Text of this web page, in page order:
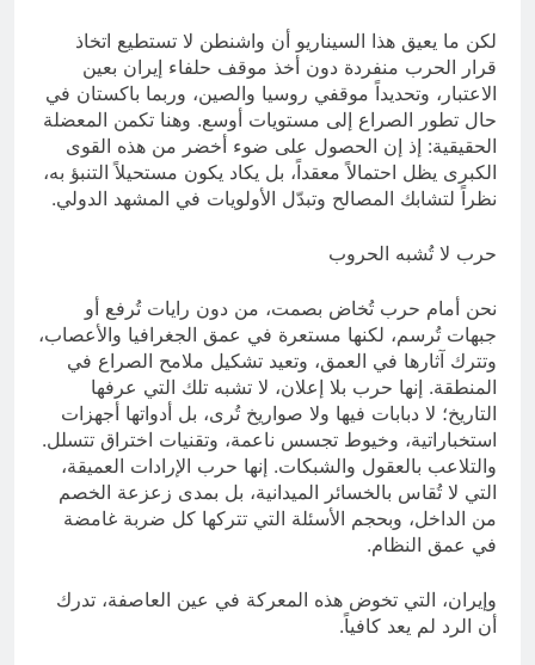
لكن ما يعيق هذا السيناريو أن واشنطن لا تستطيع اتخاذ
قرار الحرب منفردة دون أخذ موقف حلفاء إيران بعين
الاعتبار، وتحديداً موقفي روسيا والصين، وربما باكستان في
حال تطور الصراع إلى مستويات أوسع. وهنا تكمن المعضلة
الحقيقية: إذ إن الحصول على ضوء أخضر من هذه القوى
الكبرى يظل احتمالاً معقداً، بل يكاد يكون مستحيلاً التنبؤ به،
نظراً لتشابك المصالح وتبدّل الأولويات في المشهد الدولي.
حرب لا تُشبه الحروب
نحن أمام حرب تُخاض بصمت، من دون رايات تُرفع أو
جبهات تُرسم، لكنها مستعرة في عمق الجغرافيا والأعصاب،
وتترك آثارها في العمق، وتعيد تشكيل ملامح الصراع في
المنطقة. إنها حرب بلا إعلان، لا تشبه تلك التي عرفها
التاريخ؛ لا دبابات فيها ولا صواريخ تُرى، بل أدواتها أجهزات
استخباراتية، وخيوط تجسس ناعمة، وتقنيات اختراق تتسلل.
والتلاعب بالعقول والشبكات. إنها حرب الإرادات العميقة،
التي لا تُقاس بالخسائر الميدانية، بل بمدى زعزعة الخصم
من الداخل، وبحجم الأسئلة التي تتركها كل ضربة غامضة
في عمق النظام.
وإيران، التي تخوض هذه المعركة في عين العاصفة، تدرك
أن الرد لم يعد كافياً.